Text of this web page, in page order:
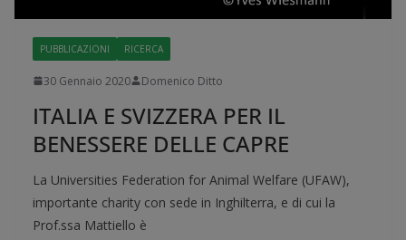
PUBBLICAZIONI RICERCA
30 Gennaio 2020 Domenico Ditto
ITALIA E SVIZZERA PER IL
BENESSERE DELLE CAPRE
La Universities Federation for Animal Welfare (UFAW),
importante charity con sede in Inghilterra, e di cui la
Prof.ssa Mattiello è